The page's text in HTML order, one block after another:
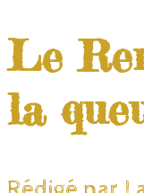
Le
la